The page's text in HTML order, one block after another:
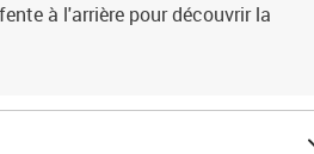
à l'arrière pour découvrir la